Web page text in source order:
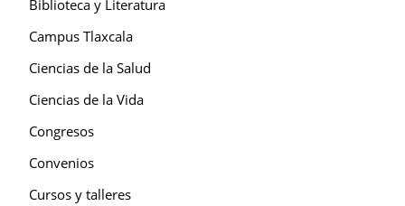
Biblioteca y Literatura
Campus Tlaxcala
Ciencias de la Salud
Ciencias de la Vida
Congresos
Convenios
Cursos y talleres